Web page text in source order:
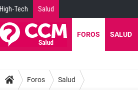
High-Tech Salud
FOROS SALUD
Foros Salud